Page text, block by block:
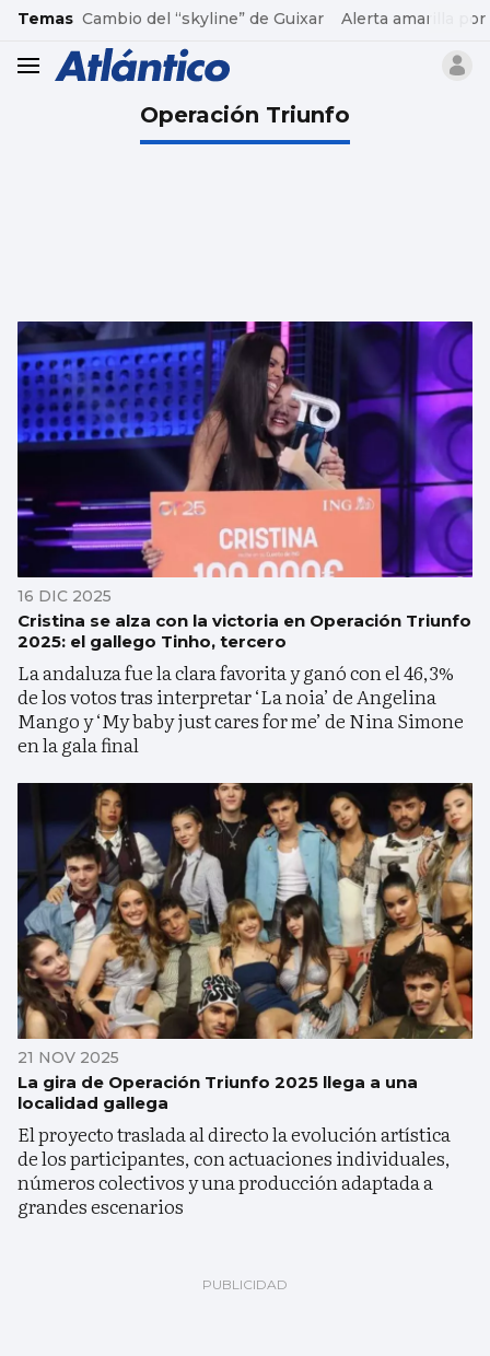
common.go-to-content
Temas Cambio del “skyline” de Guixar Alerta amarilla por
header.menu.open
Operación Triunfo
16 DIC 2025
Cristina se alza con la victoria en Operación Triunfo
2025: el gallego Tinho, tercero
La andaluza fue la clara favorita y ganó con el 46,3%
de los votos tras interpretar ‘La noia’ de Angelina
Mango y ‘My baby just cares for me’ de Nina Simone
en la gala final
21 NOV 2025
La gira de Operación Triunfo 2025 llega a una
localidad gallega
El proyecto traslada al directo la evolución artística
de los participantes, con actuaciones individuales,
números colectivos y una producción adaptada a
grandes escenarios